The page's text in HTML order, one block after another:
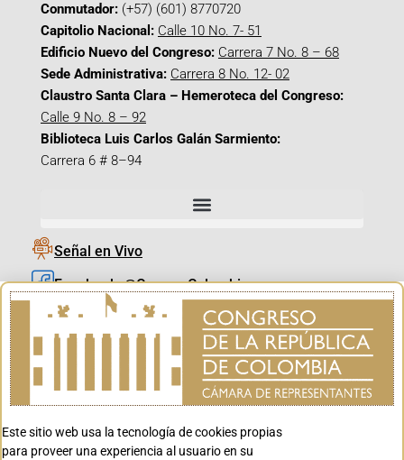
Conmutador: (+57) (601) 8770720
Capitolio Nacional: Calle 10 No. 7- 51
Edificio Nuevo del Congreso: Carrera 7 No. 8 – 68
Sede Administrativa: Carrera 8 No. 12- 02
Claustro Santa Clara – Hemeroteca del Congreso:
Calle 9 No. 8 – 92
Biblioteca Luis Carlos Galán Sarmiento:
Carrera 6 # 8–94
Señal en Vivo
Facebook_@CamaraColombia
Instagram_@CamaraColombia
X_@CamaraColombia
Youtube_@CamaraColombia
Youtube_@CanalCongreso
Este sitio web usa la tecnología de cookies propias
para proveer una experiencia al usuario en su